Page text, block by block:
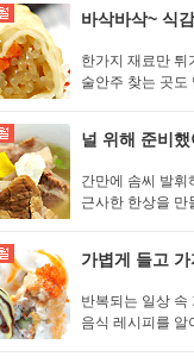
바삭바삭~ 식
한가지 재료만 튀
술안주 찾는 곳도
널 위해 준비
간만에 솜씨 발휘
근사한 한상을 만
가볍게 들고
반복되는 일상 속
음식 레시피를 알